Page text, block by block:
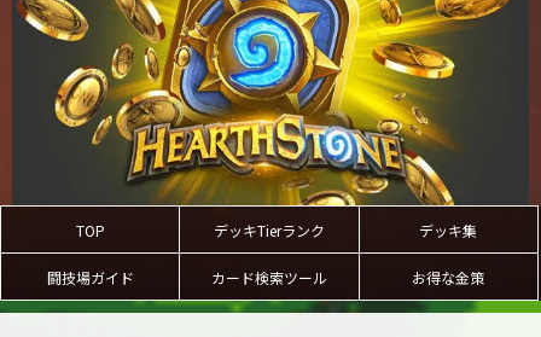
TOP デッキTierランク デッキ集
闘技場ガイド カード検索ツール お得な金策